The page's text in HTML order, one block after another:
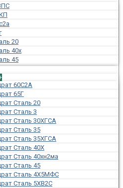
20
40х
45
60С2А
65Г
Сталь 20
Сталь 3
Сталь 30ХГСА
Сталь 35
Сталь 35ХГСА
Сталь 40Х
Сталь 40хн2ма
Сталь 45
Сталь 4Х5МФС
Сталь 5ХВ2С